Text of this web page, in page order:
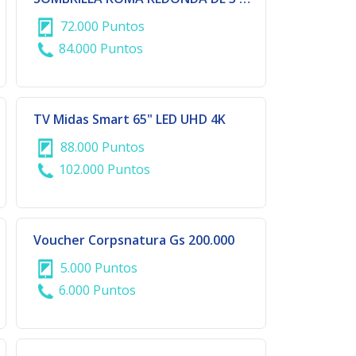
72.000 Puntos
84.000 Puntos
TV Midas Smart 65" LED UHD 4K
88.000 Puntos
102.000 Puntos
Voucher Corpsnatura Gs 200.000
5.000 Puntos
6.000 Puntos